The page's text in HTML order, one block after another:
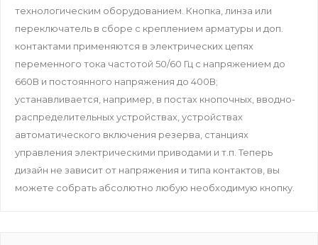
технологическим оборудованием. Кнопка, линза или
переключатель в сборе с креплением арматуры и доп.
контактами применяются в электрических цепях
переменного тока частотой 50/60 Гц с напряжением до
660В и постоянного напряжения до 400В;
устанавливается, например, в постах кнопочных, вводно-
распределительных устройствах, устройствах
автоматического включения резерва, станциях
управления электрическими приводами и т.п. Теперь
дизайн не зависит от напряжения и типа контактов, вы
можете собрать абсолютно любую необходимую кнопку.